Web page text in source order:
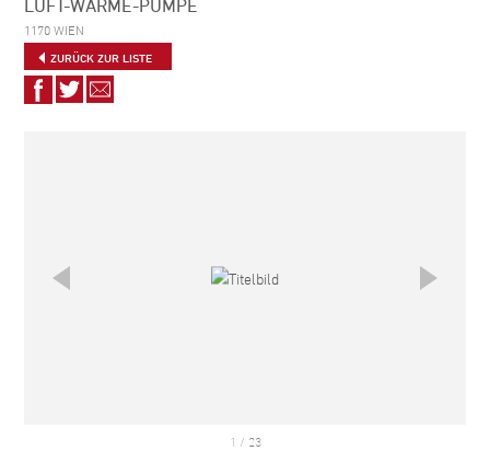
LUFT-WÄRME-PUMPE
1170 WIEN
ZURÜCK ZUR LISTE
Auf
Facebook
Auf
Twitter
Via
E-
1 / 23